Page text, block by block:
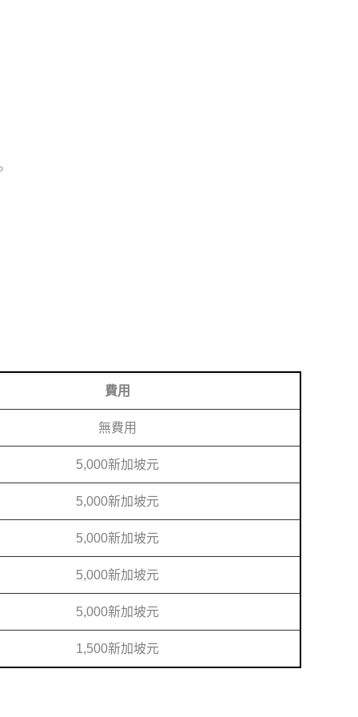
費用
無費用
5,000新加坡元
5,000新加坡元
5,000新加坡元
5,000新加坡元
5,000新加坡元
1,500新加坡元